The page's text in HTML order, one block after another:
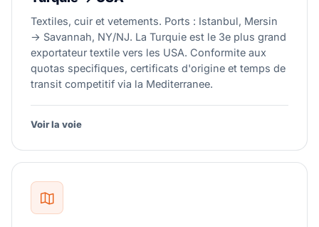
Textiles, cuir et vetements. Ports : Istanbul, Mersin
→ Savannah, NY/NJ. La Turquie est le 3e plus grand
exportateur textile vers les USA. Conformite aux
quotas specifiques, certificats d'origine et temps de
transit competitif via la Mediterranee.
Voir la voie